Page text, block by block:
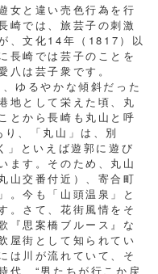
女と違い売色行為を行
崎では、旅芸子の刺激
、文化14年（1817）以
長崎では芸子のことを
八は芸子衆です。
ゆるやかな傾斜だった
地として栄えた頃、丸
とから長崎も丸山と呼
、「丸山」は、別
」といえば遊郭に遊び
ます。そのため、丸山
山交番付近）、寄合町
。今も「山頭温泉」と
。さて、花街風情をそ
『思案橋ブルース』な
屋街として知られてい
は川が流れていて、そ
代、“男たちが行こか戻